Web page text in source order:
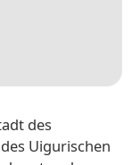
des
Uigurischen